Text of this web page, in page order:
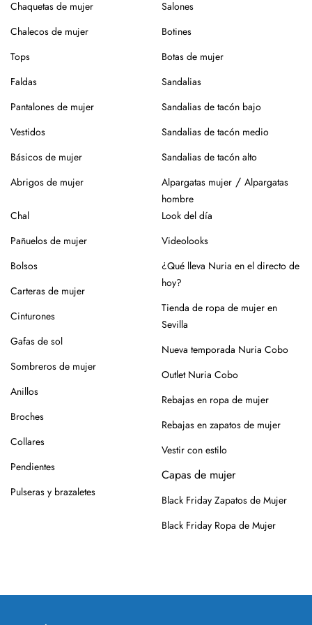
puedan dañar el tejido.
Para el planchado, utiliza temperatura media y, si puedes,
plancha del revés. Así evitarás brillos o marcas.
Evita la exposición directa al sol durante mucho tiempo.
de la prenda.
Para los zapatos:
Nuestros zapatos están hechos con materiales naturales
como piel o yute, que requieren cuidados específicos.
suciedad, limpiar con un paño ligeramente húmedo y
productos específicos para calzado de piel. Guarda en
lugar seco y con forma (relleno de papel o con horma),
alejados de fuentes de calor.
Para los modelos de yute, evita mojar la suela. En caso de
roce, usa un cepillo suave en seco.
Siempre es mejor guardarlos en su caja o funda de tela,
para que se conserven como el primer día.
Si tienes alguna duda, puedes consultarnos.
Chaquetas de mujer
Chalecos de mujer
Tops
Faldas
Pantalones de mujer
Vestidos
Básicos de mujer
Abrigos de mujer
Salones
Botines
Botas de mujer
Sandalias
Sandalias de tacón bajo
Sandalias de tacón medio
Sandalias de tacón alto
Alpargatas mujer / Alpargatas
hombre
Chal
Pañuelos de mujer
Bolsos
Carteras de mujer
Cinturones
Gafas de sol
Sombreros de mujer
Anillos
Broches
Collares
Pendientes
Pulseras y brazaletes
Look del día
Videolooks
¿Qué lleva Nuria en el directo de
hoy?
Tienda de ropa de mujer en
Sevilla
Nueva temporada Nuria Cobo
Outlet Nuria Cobo
Rebajas en ropa de mujer
Rebajas en zapatos de mujer
Vestir con estilo
Capas de mujer
Black Friday Zapatos de Mujer
Black Friday Ropa de Mujer